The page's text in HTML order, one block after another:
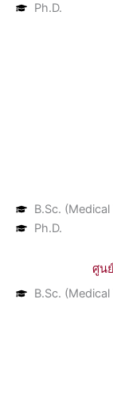
Ph.D.
B.Sc.
Ph.D.
ศูน
B.Sc.